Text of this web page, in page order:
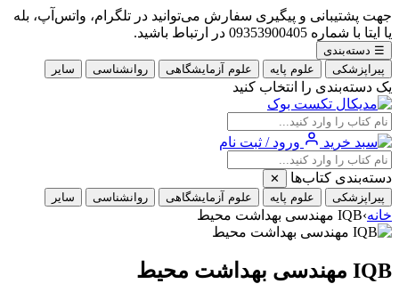
جهت پشتیبانی و پیگیری سفارش می‌توانید در تلگرام، واتس‌آپ، بله
یا ایتا با شماره 09353900405 در ارتباط باشید.
☰ دسته‌بندی
پیراپزشکی
علوم پایه علوم آزمایشگاهی روانشناسی سایر
یک دسته‌بندی را انتخاب کنید
ورود / ثبت نام
دسته‌بندی کتاب‌ها
✕
پیراپزشکی
علوم پایه علوم آزمایشگاهی روانشناسی سایر
خانه›IQB مهندسی بهداشت محیط
IQB مهندسی بهداشت محیط